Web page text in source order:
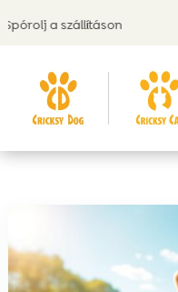
a szállításon